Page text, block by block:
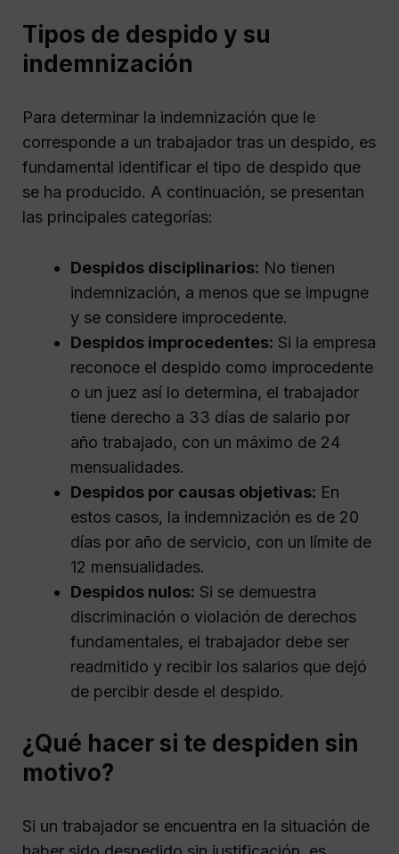
Tipos de despido y su
indemnización
Para determinar la indemnización que le
corresponde a un trabajador tras un despido, es
fundamental identificar el tipo de despido que
se ha producido. A continuación, se presentan
las principales categorías:
Despidos disciplinarios: No tienen
indemnización, a menos que se impugne
y se considere improcedente.
Despidos improcedentes: Si la empresa
reconoce el despido como improcedente
o un juez así lo determina, el trabajador
tiene derecho a 33 días de salario por
año trabajado, con un máximo de 24
mensualidades.
Despidos por causas objetivas: En
estos casos, la indemnización es de 20
días por año de servicio, con un límite de
12 mensualidades.
Despidos nulos: Si se demuestra
discriminación o violación de derechos
fundamentales, el trabajador debe ser
readmitido y recibir los salarios que dejó
de percibir desde el despido.
¿Qué hacer si te despiden sin
motivo?
Si un trabajador se encuentra en la situación de